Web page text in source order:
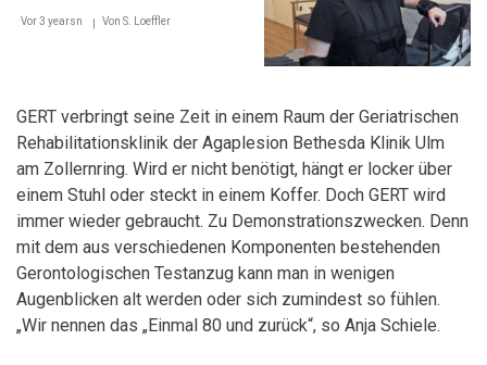
Vor 3 yearsn Von S. Loeffler
GERT verbringt seine Zeit in einem Raum der Geriatrischen
Rehabilitationsklinik der Agaplesion Bethesda Klinik Ulm
am Zollernring. Wird er nicht benötigt, hängt er locker über
einem Stuhl oder steckt in einem Koffer. Doch GERT wird
immer wieder gebraucht. Zu Demonstrationszwecken. Denn
mit dem aus verschiedenen Komponenten bestehenden
Gerontologischen Testanzug kann man in wenigen
Augenblicken alt werden oder sich zumindest so fühlen.
„Wir nennen das „Einmal 80 und zurück“, so Anja Schiele.